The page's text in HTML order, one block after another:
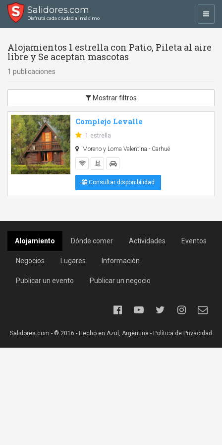
Salidores.com
Disfrutá cada ciudad al máximo
Alojamientos 1 estrella con Patio, Pileta al aire
libre y Se aceptan mascotas
1 publicaciones
Mostrar filtros
Complejo Levalle
1 estrella
Moreno y Loma Valentina - Carhué
Consultar disponibilidad
Alojamiento Dónde comer Actividades Eventos
Negocios Lugares Información
Publicar un evento Publicar un negocio
Salidores.com - ® 2016 - Hecho en Azul, Argentina - Política de Privacidad